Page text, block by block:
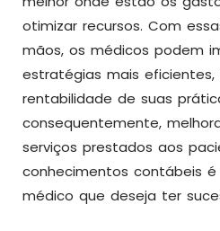
otimizar recursos. Com
mãos, os médicos podem
estratégias mais
rentabilidade de suas
consequentemente,
serviços prestados aos
conhecimentos contábeis
médico que deseja ter